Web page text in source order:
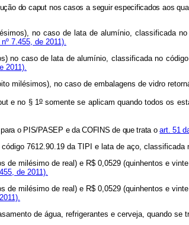
do caput nos casos a seguir especificados aos
no caso de lata de alumínio, classificada
7.455, de 2011).
no caso de lata de alumínio, classificada no
2011).
milésimos), no caso de embalagens de vidro
e no § 1osomente se aplicam quando todos os
o PIS/PASEP e da COFINS de que trata oart. 51
7612.90.19 da TIPI e lata de aço,
de milésimo de real) e R$ 0,0529 (quinhentos e
de 2011).
de milésimo de real) e R$ 0,0529 (quinhentos e
de água, refrigerantes e cerveja, quando se